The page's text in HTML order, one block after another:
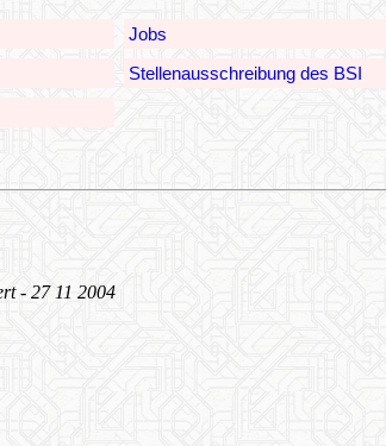
Jobs
Stellenausschreibung des BSI
- 27 11 2004